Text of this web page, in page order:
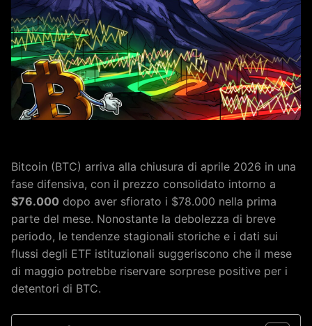
Bitcoin (BTC) arriva alla chiusura di aprile 2026 in una
fase difensiva, con il prezzo consolidato intorno a
$76.000 dopo aver sfiorato i $78.000 nella prima
parte del mese. Nonostante la debolezza di breve
periodo, le tendenze stagionali storiche e i dati sui
flussi degli ETF istituzionali suggeriscono che il mese
di maggio potrebbe riservare sorprese positive per i
detentori di BTC.